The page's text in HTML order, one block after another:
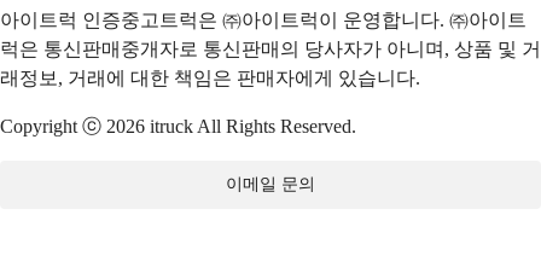
아이트럭 인증중고트럭은 ㈜아이트럭이 운영합니다. ㈜아이트
럭은 통신판매중개자로 통신판매의 당사자가 아니며, 상품 및 거
래정보, 거래에 대한 책임은 판매자에게 있습니다.
Copyright ⓒ 2026 itruck All Rights Reserved.
이메일 문의